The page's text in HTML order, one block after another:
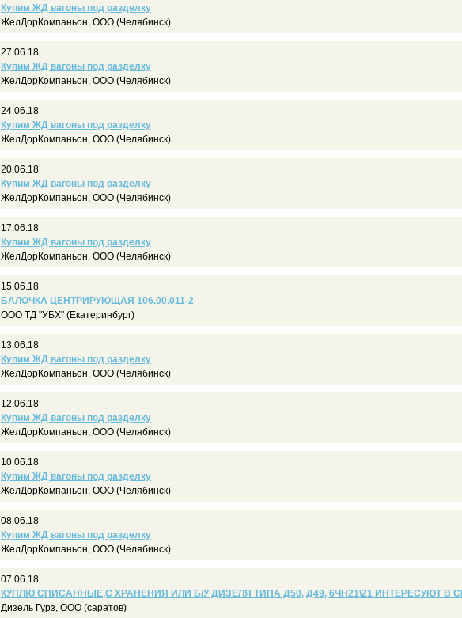
Купим ЖД вагоны под разделку
ЖелДорКомпаньон, ООО (Челябинск)
27.06.18
Купим ЖД вагоны под разделку
ЖелДорКомпаньон, ООО (Челябинск)
24.06.18
Купим ЖД вагоны под разделку
ЖелДорКомпаньон, ООО (Челябинск)
20.06.18
Купим ЖД вагоны под разделку
ЖелДорКомпаньон, ООО (Челябинск)
17.06.18
Купим ЖД вагоны под разделку
ЖелДорКомпаньон, ООО (Челябинск)
15.06.18
БАЛОЧКА ЦЕНТРИРУЮЩАЯ 106.00.011-2
ООО ТД "УБХ" (Екатеринбург)
13.06.18
Купим ЖД вагоны под разделку
ЖелДорКомпаньон, ООО (Челябинск)
12.06.18
Купим ЖД вагоны под разделку
ЖелДорКомпаньон, ООО (Челябинск)
10.06.18
Купим ЖД вагоны под разделку
ЖелДорКомпаньон, ООО (Челябинск)
08.06.18
Купим ЖД вагоны под разделку
ЖелДорКомпаньон, ООО (Челябинск)
07.06.18
КУПЛЮ СПИСАННЫЕ,С ХРАНЕНИЯ ИЛИ Б/У ДИЗЕЛЯ ТИПА Д50, Д49, 6ЧН21\21 ИНТЕРЕСУЮТ В
Дизель Гурз, ООО (саратов)